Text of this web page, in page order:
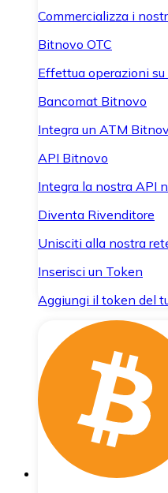
Commercializza i
Bitnovo OTC
Effettua operazioni
Bancomat Bitnovo
Integra un ATM
API Bitnovo
Integra la nostra API
Diventa Rivenditore
Unisciti alla nostra
Inserisci un Token
Aggiungi il token del